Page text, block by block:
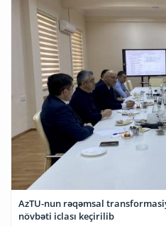
AzTU-nun rəqəmsal
növbəti iclası keçirilib